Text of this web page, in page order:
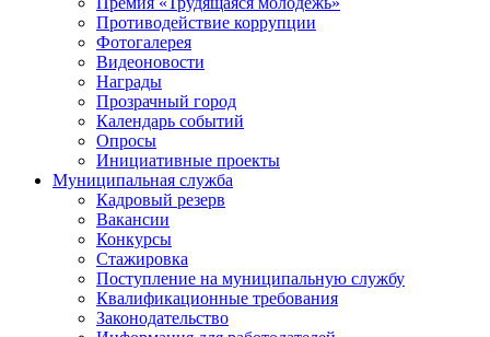
Противодействие коррупции
Фотогалерея
Видеоновости
Награды
Прозрачный город
Календарь событий
Опросы
Инициативные проекты
Муниципальная служба
Кадровый резерв
Вакансии
Конкурсы
Стажировка
Поступление на муниципальную службу
Квалификационные требования
Законодательство